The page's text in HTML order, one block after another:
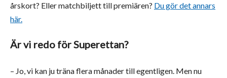
årskort? Eller matchbiljett till premiären? Du gör det annars
här.
Är vi redo för Superettan?
– Jo, vi kan ju träna flera månader till egentligen. Men nu